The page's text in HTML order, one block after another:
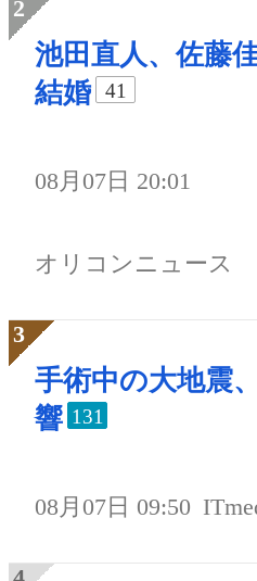
池田直人、佐藤
結婚
41
08月07日 20:01
オリコンニュース
手術中の大地震
響 131
08月07日 09:50